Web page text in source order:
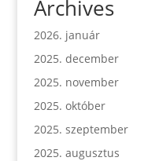
Archives
2026. január
2025. december
2025. november
2025. október
2025. szeptember
2025. augusztus